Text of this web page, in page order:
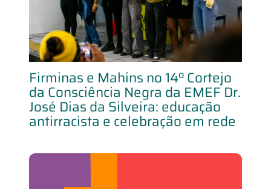
Firminas e Mahins no 14º Cortejo
da Consciência Negra da EMEF Dr.
José Dias da Silveira: educação
antirracista e celebração em rede